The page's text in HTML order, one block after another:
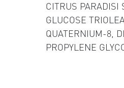
CITRUS PARADISI
GLUCOSE
QUATERNIUM-8,
PROPYLENE